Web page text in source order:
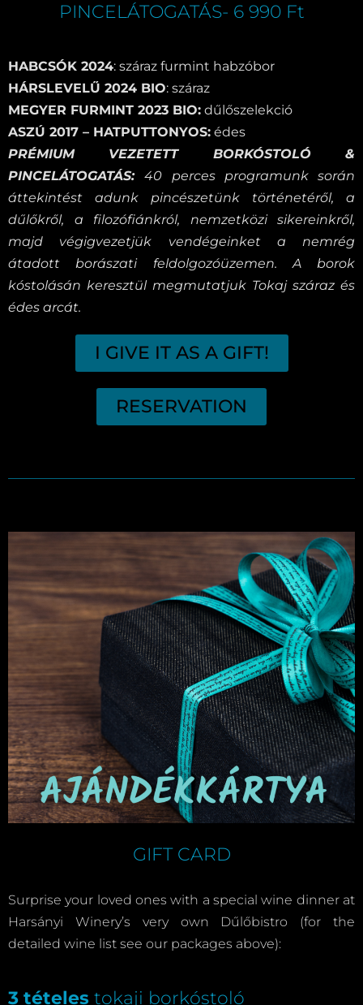
PINCELÁTOGATÁS- 6 990 Ft
HABCSÓK 2024: száraz furmint habzóbor
HÁRSLEVELŰ 2024 BIO: száraz
MEGYER FURMINT 2023 BIO: dűlőszelekció
ASZÚ 2017 – HATPUTTONYOS: édes
PRÉMIUM VEZETETT BORKÓSTOLÓ &
PINCELÁTOGATÁS:40 perces programunk során
áttekintést adunk pincészetünk történetéről, a
dűlőkről, a filozófiánkról, nemzetközi sikereinkről,
majd végigvezetjük vendégeinket a nemrég
átadott borászati feldolgozóüzemen. A borok
kóstolásán keresztül megmutatjuk Tokaj száraz és
édes arcát.
I GIVE IT AS A GIFT!
RESERVATION
GIFT CARD
Surprise your loved ones with a special wine dinner at
Harsányi Winery’s very own Dűlőbistro (for the
detailed wine list see our packages above):
3 tételes tokaji borkóstoló